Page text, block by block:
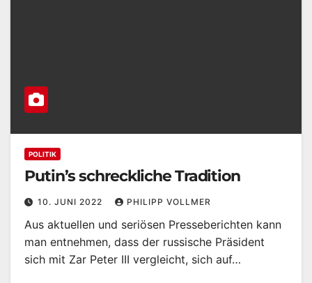
POLITIK
Putin’s schreckliche Tradition
10. JUNI 2022 PHILIPP VOLLMER
Aus aktuellen und seriösen Presseberichten kann
man entnehmen, dass der russische Präsident
sich mit Zar Peter III vergleicht, sich auf…